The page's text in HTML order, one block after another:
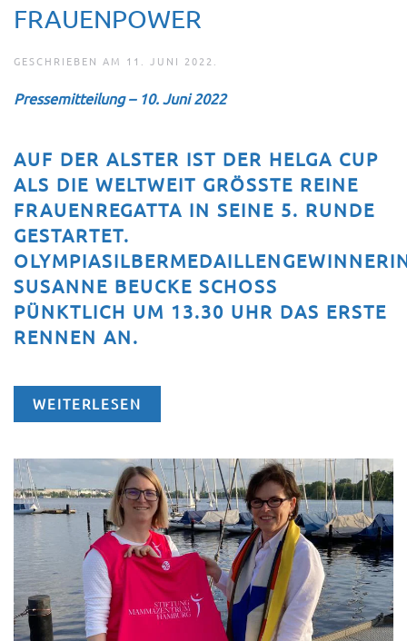
FRAUENPOWER
GESCHRIEBEN AM 11. JUNI 2022.
Pressemitteilung – 10. Juni 2022
AUF DER ALSTER IST DER HELGA CUP
ALS DIE WELTWEIT GRÖSSTE REINE F
RAUENREGATTA IN SEINE 5. RUNDE G
ESTARTET. O
USANNE BEUCKE SCHOSS P
ÜNKTLICH UM 13.30 UHR DAS ERSTE R
ENNEN AN.
WEITERLESEN